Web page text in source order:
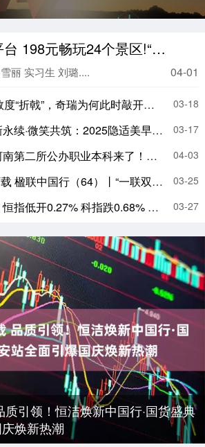
个景区!“烟台旅游卡”提供三种载体、两类产品
04-01
丽 实习生 刘璐....
戟”，奇瑞为何此时敲开港交所大门？
03-18
筑：2025隐适美早矫青少年论坛在上海成功举办
03-17
办职业本科来了！选它，路子真的更宽吗？
04-03
行（64）丨“一联双璧”传佳话 文史交融映西山
03-25
科指跌0.68% 科网股走弱 创新药概念高开 快手跌超9% 03-27
引领！恒洁焕新中国行·国货盛典
焕新热潮